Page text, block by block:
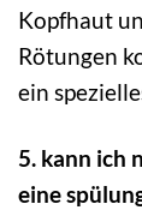
Kopfhaut
Rötungen
ein
5. kann ich
eine